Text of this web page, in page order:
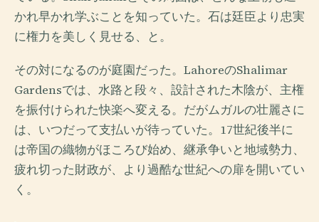
かれ早かれ学ぶことを知っていた。石は廷臣より忠実
に権力を美しく見せる、と。
その対になるのが庭園だった。LahoreのShalimar
Gardensでは、水路と段々、設計された木陰が、主権
を振付けられた快楽へ変える。だがムガルの壮麗さに
は、いつだって支払いが待っていた。17世紀後半に
は帝国の織物がほころび始め、継承争いと地域勢力、
疲れ切った財政が、より過酷な世紀への扉を開いてい
く。